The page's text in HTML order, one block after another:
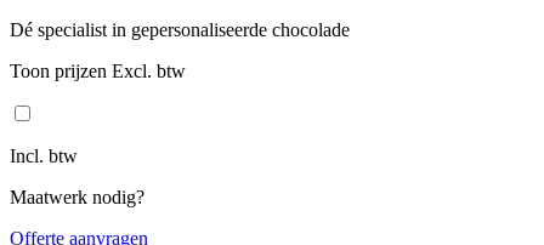
Dé specialist in gepersonaliseerde chocolade
Toon prijzen Excl. btw
Incl. btw
Maatwerk nodig?
Offerte aanvragen